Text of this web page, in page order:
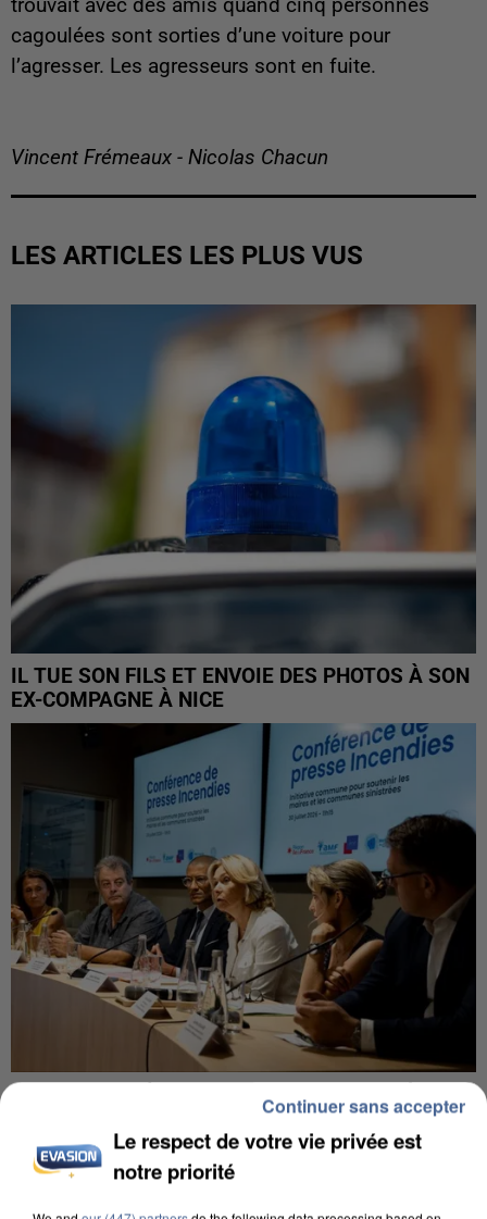
trouvait avec des amis quand cinq personnes
cagoulées sont sorties d’une voiture pour
l’agresser. Les agresseurs sont en fuite.
Vincent Frémeaux - Nicolas Chacun
LES ARTICLES LES PLUS VUS
IL TUE SON FILS ET ENVOIE DES PHOTOS À SON
EX-COMPAGNE À NICE
INCENDIES : L’ÎLE-DE-FRANCE LANCE UN ÉLAN
DE SOLIDARITÉ AVEC LES...
Le respect de votre vie privée est
notre priorité
Continuer sans accepter